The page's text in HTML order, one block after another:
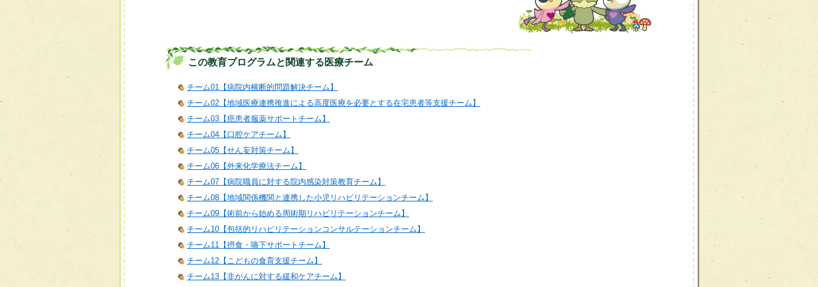
この教育プログラムと関連する医療チーム
チーム01【病院内横断的問題解決チーム】
チーム02【地域医療連携推進による高度医療を必要とする在宅患者等支援チーム】
チーム03【癌患者服薬サポートチーム】
チーム04【口腔ケアチーム】
チーム05【せん妄対策チーム】
チーム06【外来化学療法チーム】
チーム07【病院職員に対する院内感染対策教育チーム】
チーム08【地域関係機関と連携した小児リハビリテーションチーム】
チーム09【術前から始める周術期リハビリテーションチーム】
チーム10【包括的リハビリテーションコンサルテーションチーム】
チーム11【摂食・嚥下サポートチーム】
チーム12【こどもの食育支援チーム】
チーム13【非がんに対する緩和ケアチーム】